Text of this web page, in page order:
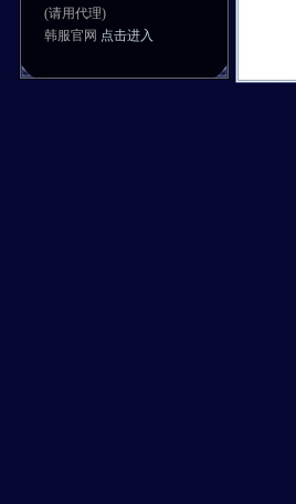
(请用代理)
韩服官网 点击进入